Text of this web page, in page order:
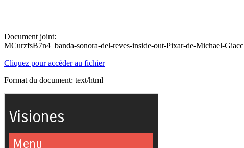
Document joint:
MCurzfsB7n4_banda-sonora-del-reves-inside-out-Pixar-de-Michael-
Cliquez pour accéder au fichier
Format du document: text/html